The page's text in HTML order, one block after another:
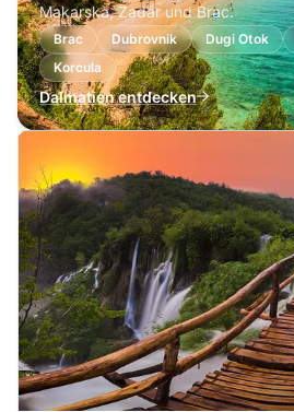
Makarska, Zadar und Brac.
Brac Dubrovnik Dugi Otok
Korcula
Dalmatien entdecken